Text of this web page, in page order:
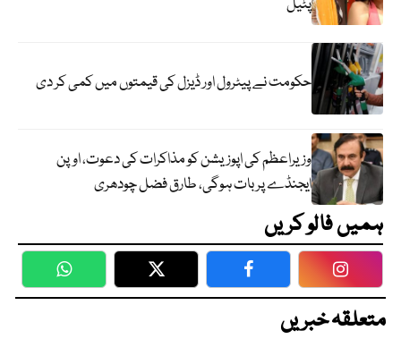
پٹیل
حکومت نے پیٹرول اور ڈیزل کی قیمتوں میں کمی کر دی
وزیراعظم کی اپوزیشن کو مذاکرات کی دعوت، اوپن
ایجنڈے پر بات ہوگی، طارق فضل چودھری
ہمیں فالو کریں
WhatsApp Twitter Facebook
متعلقہ خبریں